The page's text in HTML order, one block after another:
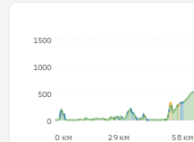
0
500
1000
1500
0 км 29 км 58 км